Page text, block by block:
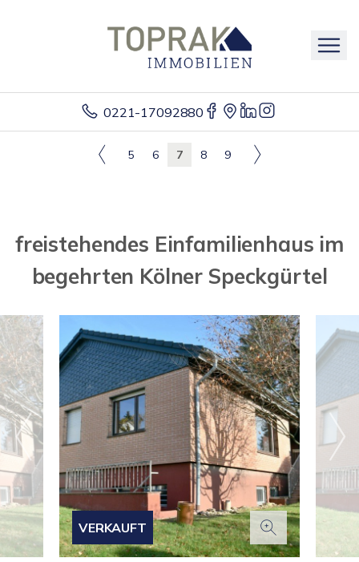
0221-17092880
5 6 7 8 9
freistehendes Einfamilienhaus im
begehrten Kölner Speckgürtel
VERKAUFT